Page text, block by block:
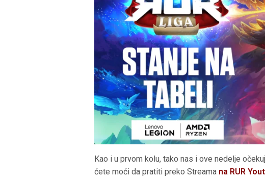
Kao i u prvom kolu, tako nas i ove nedelje
ćete moći da pratiti preko Streama na RUR